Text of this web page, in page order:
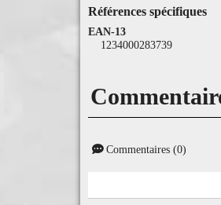
Références spécifiques
EAN-13
1234000283739
Commentaires (0)